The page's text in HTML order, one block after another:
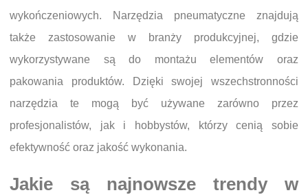
wykończeniowych. Narzędzia pneumatyczne znajdują
także zastosowanie w branży produkcyjnej, gdzie
wykorzystywane są do montażu elementów oraz
pakowania produktów. Dzięki swojej wszechstronności
narzędzia te mogą być używane zarówno przez
profesjonalistów, jak i hobbystów, którzy cenią sobie
efektywność oraz jakość wykonania.
Jakie są najnowsze trendy w